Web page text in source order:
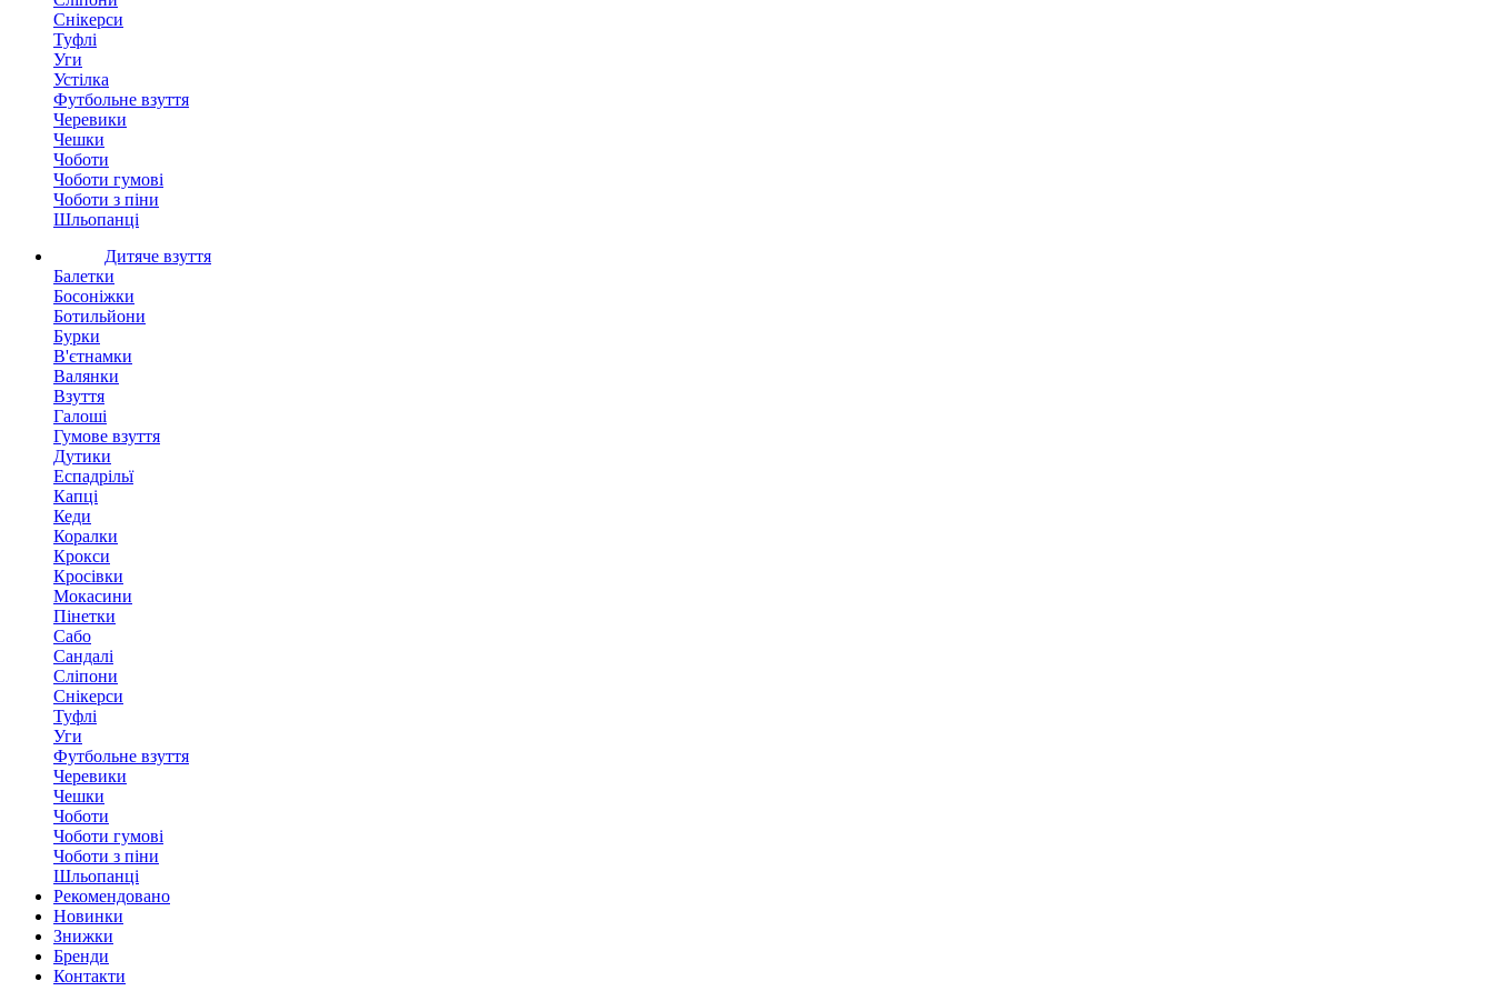
Снікерси
Туфлі
Уги
Устілка
Футбольне взуття
Черевики
Чешки
Чоботи
Чоботи гумові
Чоботи з піни
Шльопанці
Дитяче взуття
Балетки
Босоніжки
Ботильйони
Бурки
В'єтнамки
Валянки
Взуття
Галоші
Гумове взуття
Дутики
Еспадрільї
Капці
Кеди
Коралки
Крокси
Кросівки
Мокасини
Пінетки
Сабо
Сандалі
Сліпони
Снікерси
Туфлі
Уги
Футбольне взуття
Черевики
Чешки
Чоботи
Чоботи гумові
Чоботи з піни
Шльопанці
Рекомендовано
Новинки
Знижки
Бренди
Контакти